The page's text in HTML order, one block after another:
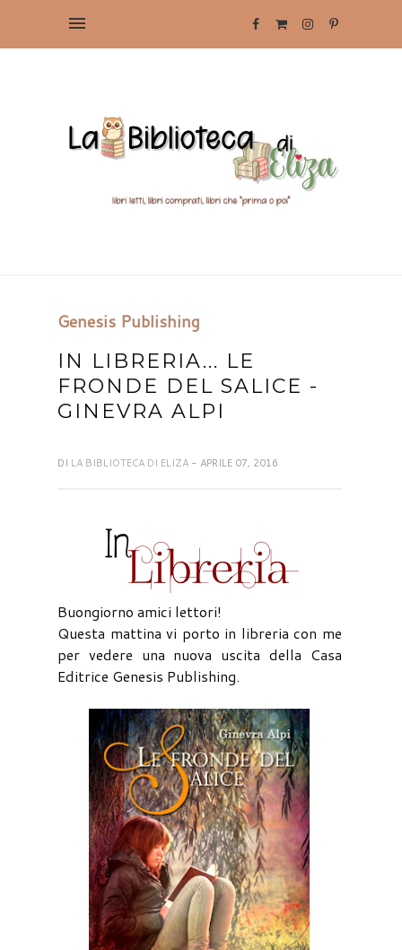
Genesis Publishing
IN LIBRERIA... LE
FRONDE DEL SALICE -
GINEVRA ALPI
DI LA BIBLIOTECA DI ELIZA - APRILE 07, 2016
Buongiorno amici lettori!
Questa mattina vi porto in libreria con me
per vedere una nuova uscita della Casa
Editrice Genesis Publishing.